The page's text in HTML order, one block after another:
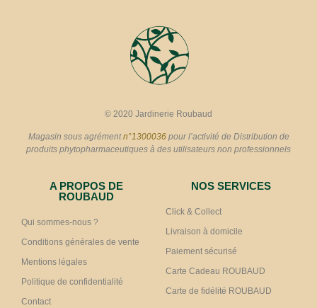
© 2020 Jardinerie Roubaud
Magasin sous agrémentn°1300036pour l’activité de Distribution de
produits phytopharmaceutiques à des utilisateurs non professionnels
A PROPOS DE
ROUBAUD
Qui sommes-nous ?
Conditions générales de vente
Mentions légales
Politique de confidentialité
Contact
NOS SERVICES
Click & Collect
Livraison à domicile
Paiement sécurisé
Carte Cadeau ROUBAUD
Carte de fidélité ROUBAUD